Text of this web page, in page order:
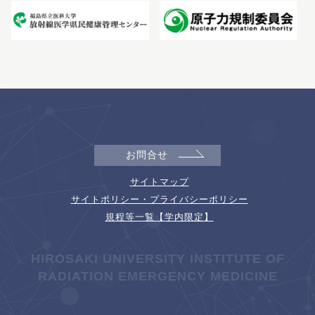
お問合せ
サイトマップ
サイトポリシー・プライバシーポリシー
規程等一覧【学内限定】
HIROSAKI UNIVERSITY INSTITUTE OF
RADIATION EMERGENCY MEDICINE